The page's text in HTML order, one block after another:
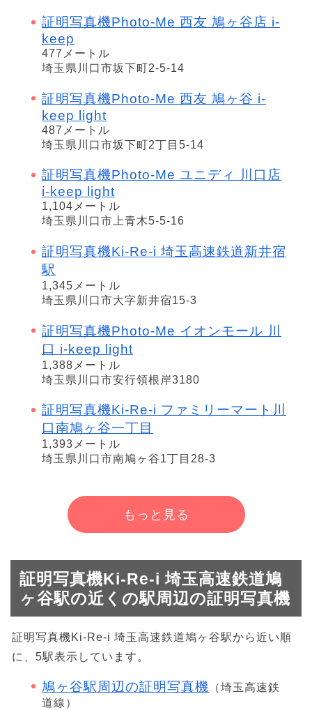
証明写真機Photo-Me 西友 鳩ヶ谷店 i-
keep
477メートル
埼玉県川口市坂下町2-5-14
証明写真機Photo-Me 西友 鳩ヶ谷 i-
keep light
487メートル
埼玉県川口市坂下町2丁目5-14
証明写真機Photo-Me ユニディ 川口店
i-keep light
1,104メートル
埼玉県川口市上青木5-5-16
証明写真機Ki-Re-i 埼玉高速鉄道新井宿
駅
1,345メートル
埼玉県川口市大字新井宿15-3
証明写真機Photo-Me イオンモール 川
口 i-keep light
1,388メートル
埼玉県川口市安行領根岸3180
証明写真機Ki-Re-i ファミリーマート川
口南鳩ヶ谷一丁目
1,393メートル
埼玉県川口市南鳩ヶ谷1丁目28-3
もっと見る
証明写真機Ki-Re-i 埼玉高速鉄道鳩
ヶ谷駅の近くの駅周辺の証明写真機
証明写真機Ki-Re-i 埼玉高速鉄道鳩ヶ谷駅から近い順
に、5駅表示しています。
鳩ヶ谷駅周辺の証明写真機
（埼玉高速鉄
道線）